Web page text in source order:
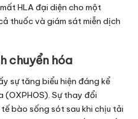
HLA đại diện cho một
thuốc và giám sát miễn dịch
chuyển hóa
sự tăng biểu hiện đáng kể
Sự thay đổi
bào sống sót sau khi chịu tải